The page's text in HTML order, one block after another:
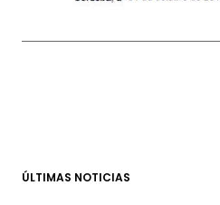
ÚLTIMAS NOTICIAS